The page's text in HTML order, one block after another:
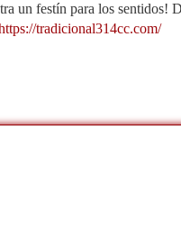
un festín para los sentidos!
tradicional314cc.com/